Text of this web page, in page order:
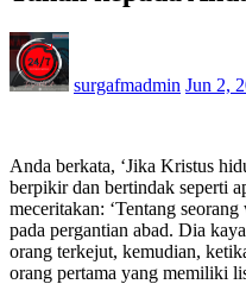
surgafmadmin Jun 2,
Anda berkata, ‘Jika Kristus
berpikir dan bertindak seperti
meceritakan: ‘Tentang
pada pergantian abad. Dia
orang terkejut, kemudian,
orang pertama yang memiliki